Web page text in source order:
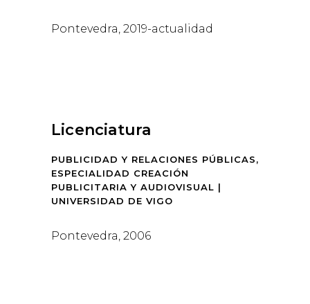
Pontevedra, 2019-actualidad
Licenciatura
PUBLICIDAD Y RELACIONES PÚBLICAS,
ESPECIALIDAD CREACIÓN
PUBLICITARIA Y AUDIOVISUAL |
UNIVERSIDAD DE VIGO
Pontevedra, 2006